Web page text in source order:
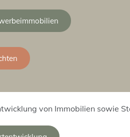
von Immobilien sowie